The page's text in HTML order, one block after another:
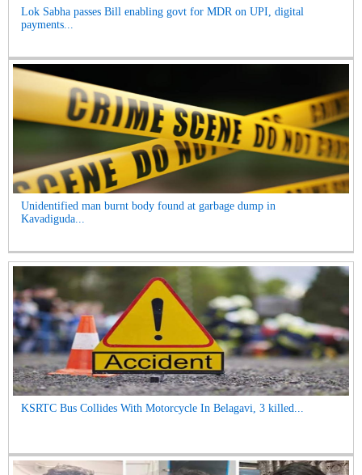
Lok Sabha passes Bill enabling govt for MDR on UPI, digital
payments...
Unidentified man burnt body found at garbage dump in
Kavadiguda...
KSRTC Bus Collides With Motorcycle In Belagavi, 3 killed...